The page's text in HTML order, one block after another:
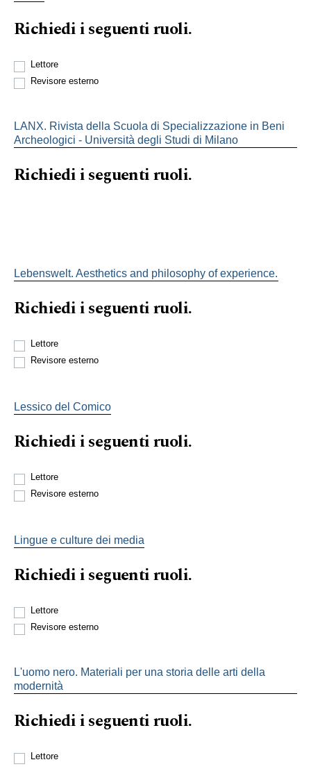
Richiedi i seguenti ruoli.
Lettore
Revisore esterno
LANX. Rivista della Scuola di Specializzazione in Beni
Archeologici - Università degli Studi di Milano
Richiedi i seguenti ruoli.
Lebenswelt. Aesthetics and philosophy of experience.
Richiedi i seguenti ruoli.
Lettore
Revisore esterno
Lessico del Comico
Richiedi i seguenti ruoli.
Lettore
Revisore esterno
Lingue e culture dei media
Richiedi i seguenti ruoli.
Lettore
Revisore esterno
L'uomo nero. Materiali per una storia delle arti della
modernità
Richiedi i seguenti ruoli.
Lettore